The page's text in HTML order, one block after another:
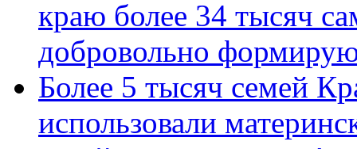
краю более 34 тысяч
добровольно
Более 5 тысяч семей
использовали